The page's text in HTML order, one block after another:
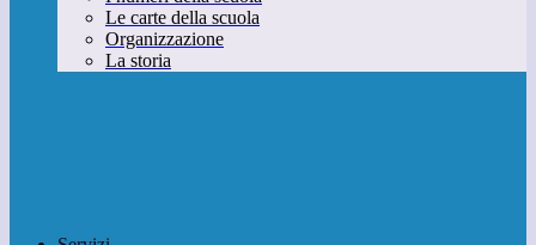
Le carte della scuola
Organizzazione
La storia